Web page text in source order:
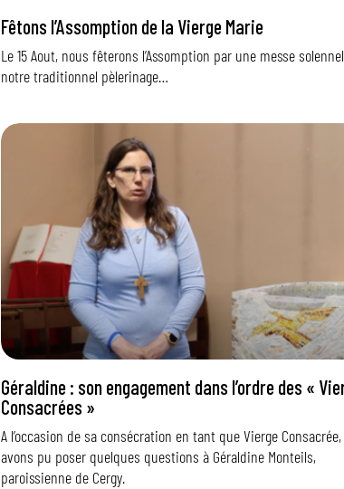
Fêtons l’Assomption de la Vierge Marie
Le 15 Aout, nous fêterons l’Assomption par une messe
notre traditionnel pèlerinage…
Géraldine : son engagement dans l’ordre des «
Consacrées »
A l’occasion de sa consécration en tant que Vierge
avons pu poser quelques questions à Géraldine Monteils,
paroissienne de Cergy.